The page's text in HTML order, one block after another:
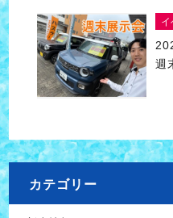
イ
週
カテゴリー